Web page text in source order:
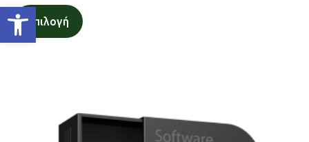
Ανοίξτε τη γραμμή εργαλείων
Επιλογή